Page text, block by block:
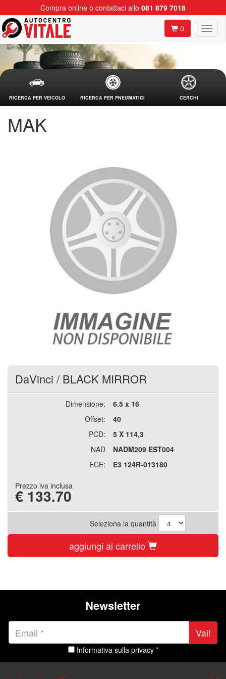
Compra online o contattaci allo 081 879 7018
0
RICERCA PER VEICOLO RICERCA PER PNEUMATICI CERCHI
MAK
DaVinci / BLACK MIRROR
Dimensione:
6.5 x 16
Offset:
40
PCD:
5 X 114,3
NAD
NADM209 EST004
ECE:
E3 124R-013180
Prezzo iva inclusa
€ 133.70
Seleziona la quantità
aggiungi al carrello
Newsletter
Vai!
Informativa sulla privacy *